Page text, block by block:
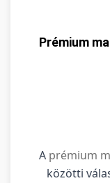
Prémium
A prémium
közötti